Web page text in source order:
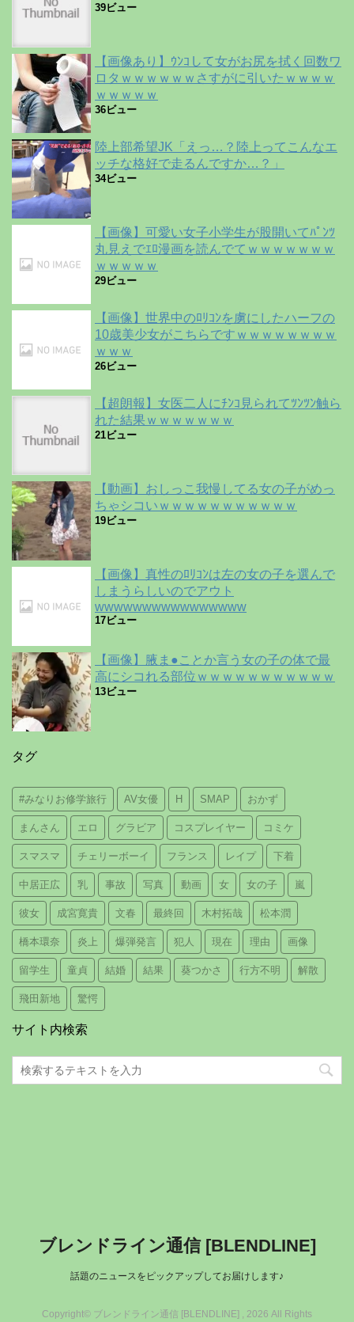
39ビュー
【画像あり】ｳﾝｺして女がお尻を拭く回数ワ
ロタｗｗｗｗｗｗさすがに引いたｗｗｗｗ
ｗｗｗｗｗ
36ビュー
陸上部希望JK「えっ…？陸上ってこんなエ
ッチな格好で走るんですか…？」
34ビュー
【画像】可愛い女子小学生が股開いてﾊﾟﾝﾂ
丸見えでｴﾛ漫画を読んでてｗｗｗｗｗｗｗ
ｗｗｗｗｗ
29ビュー
【画像】世界中のﾛﾘｺﾝを虜にしたハーフの
10歳美少女がこちらですｗｗｗｗｗｗｗｗ
ｗｗｗ
26ビュー
【超朗報】女医二人にﾁﾝｺ見られてﾂﾝﾂﾝ触ら
れた結果ｗｗｗｗｗｗｗ
21ビュー
【動画】おしっこ我慢してる女の子がめっ
ちゃシコいｗｗｗｗｗｗｗｗｗｗｗ
19ビュー
【画像】真性のﾛﾘｺﾝは左の女の子を選んで
しまうらしいのでアウト
wwwwwwwwwwwwwwww
17ビュー
【画像】腋ま●ことか言う女の子の体で最
高にシコれる部位ｗｗｗｗｗｗｗｗｗｗｗ
13ビュー
タグ
#みなりお修学旅行 AV女優 H SMAP おかず
まんさん エロ グラビア コスプレイヤー コミケ
スマスマ チェリーボーイ フランス レイプ 下着
中居正広 乳 事故 写真 動画 女 女の子 嵐
彼女 成宮寛貴 文春 最終回 木村拓哉 松本潤
橋本環奈 炎上 爆弾発言 犯人 現在 理由 画像
留学生 童貞 結婚 結果 葵つかさ 行方不明 解散
飛田新地 驚愕
サイト内検索
ブレンドライン通信 [BLENDLINE]
話題のニュースをピックアップしてお届けします♪
Copyright© ブレンドライン通信 [BLENDLINE] , 2026 All Rights